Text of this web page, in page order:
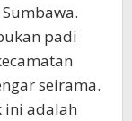
padi
seirama.
ini adalah